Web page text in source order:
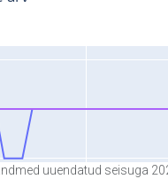
uuendatud seisuga